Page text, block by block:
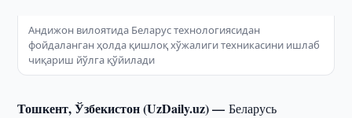
Андижон вилоятида Беларус технологиясидан
фойдаланган ҳолда қишлоқ хўжалиги техникасини ишлаб
чиқариш йўлга қўйилади
Тошкент, Ўзбекистон (UzDaily.uz) —Беларусь